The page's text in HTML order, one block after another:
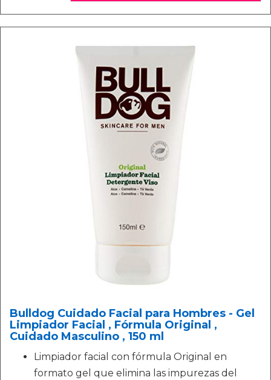
Bulldog Cuidado Facial para Hombres - Gel
Limpiador Facial , Fórmula Original ,
Cuidado Masculino , 150 ml
Limpiador facial con fórmula Original en
formato gel que elimina las impurezas del